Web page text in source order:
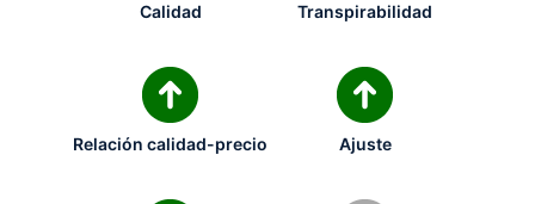
Calidad Transpirabilidad
Relación calidad-precio Ajuste